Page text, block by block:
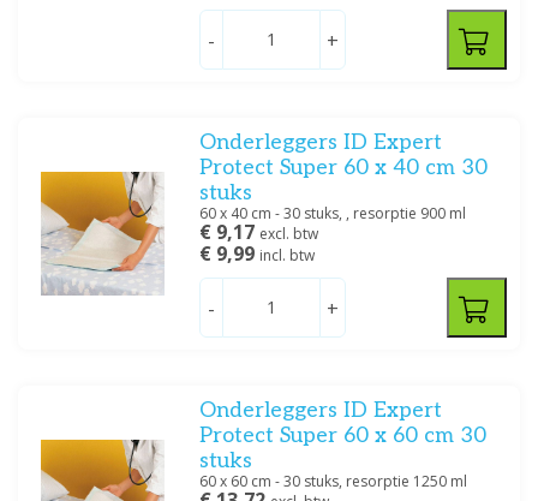
- +
Onderleggers ID Expert
Protect Super 60 x 40 cm 30
stuks
60 x 40 cm - 30 stuks, , resorptie 900 ml
€ 9,17 excl. btw
€ 9,99 incl. btw
- +
Onderleggers ID Expert
Protect Super 60 x 60 cm 30
stuks
60 x 60 cm - 30 stuks, resorptie 1250 ml